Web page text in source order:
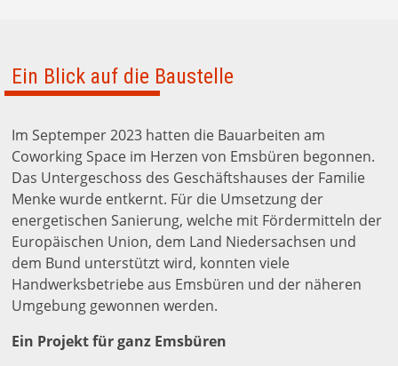
Ein Blick auf die Baustelle
Im Septemper 2023 hatten die Bauarbeiten am
Coworking Space im Herzen von Emsbüren begonnen.
Das Untergeschoss des Geschäftshauses der Familie
Menke wurde entkernt. Für die Umsetzung der
energetischen Sanierung, welche mit Fördermitteln der
Europäischen Union, dem Land Niedersachsen und
dem Bund unterstützt wird, konnten viele
Handwerksbetriebe aus Emsbüren und der näheren
Umgebung gewonnen werden.
Ein Projekt für ganz Emsbüren